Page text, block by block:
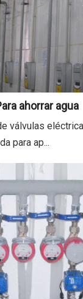
ahorrar agua
válvulas
para ap...